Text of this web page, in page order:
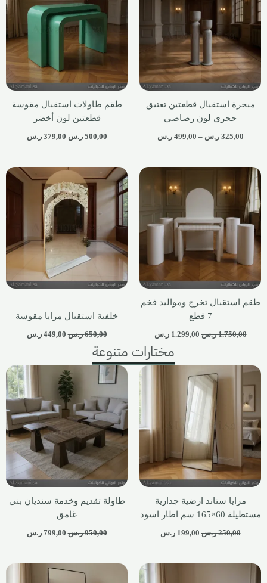
مبخرة استقبال قطعتين تعتيق
حجري لون رصاصي
325,00 ر.س –
499,00 ر.س
طقم طاولات استقبال مقوسة
قطعتين لون أخضر
500,00 ر.س 379,00 ر.س
طقم استقبال تخرج ومواليد فخم
7 قطع
1.750,00 ر.س 1.299,00 ر.س
خلفية استقبال مرايا مقوسة
650,00 ر.س 449,00 ر.س
مختارات متنوعة
مرايا ستاند ارضية جدارية
مستطيلة 60×165 سم اطار اسود
250,00 ر.س 199,00 ر.س
طاولة تقديم وخدمة سنديان بني
غامق
950,00 ر.س 799,00 ر.س